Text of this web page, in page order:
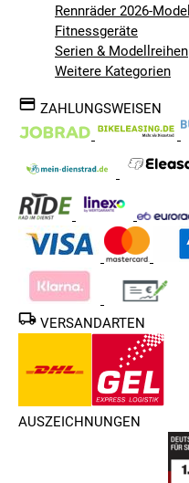
Rennräder 2026-
Fitnessgeräte
Serien & Modellreihen
Weitere Kategorien
ZAHLUNGSWEISEN
VERSANDARTEN
AUSZEICHNUNGEN